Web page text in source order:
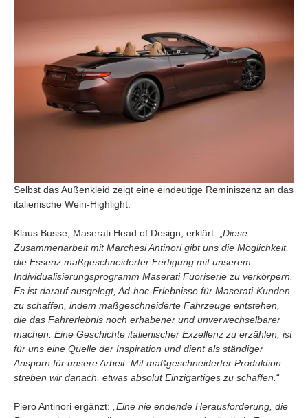
Selbst das Außenkleid zeigt eine eindeutige Reminiszenz an das
italienische Wein-Highlight.
Klaus Busse, Maserati Head of Design, erklärt: „Diese
Zusammenarbeit mit Marchesi Antinori gibt uns die Möglichkeit,
die Essenz maßgeschneiderter Fertigung mit unserem
Individualisierungsprogramm Maserati Fuoriserie zu verkörpern.
Es ist darauf ausgelegt, Ad-hoc-Erlebnisse für Maserati-Kunden
zu schaffen, indem maßgeschneiderte Fahrzeuge entstehen,
die das Fahrerlebnis noch erhabener und unverwechselbarer
machen. Eine Geschichte italienischer Exzellenz zu erzählen, ist
für uns eine Quelle der Inspiration und dient als ständiger
Ansporn für unsere Arbeit. Mit maßgeschneiderter Produktion
streben wir danach, etwas absolut Einzigartiges zu schaffen.“
Piero Antinori ergänzt: „Eine nie endende Herausforderung, die